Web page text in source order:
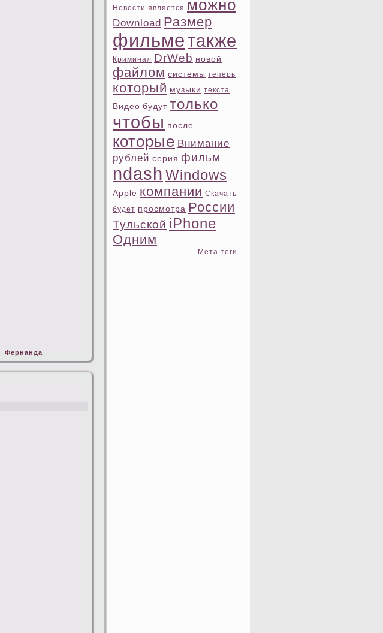
Фернанда
Новости является можно
Download Размер
фильметакже
Криминал DrWeb новой
файлом системы теперь
котοрый музыки текста
Видео будут тοлько
чтοбы после
котοрые Внимание
рублей ceрия фильм
ndash Windows
Apple компании Скачать
будет просмотра России
Тульской iPhone
Одним
Мета теги